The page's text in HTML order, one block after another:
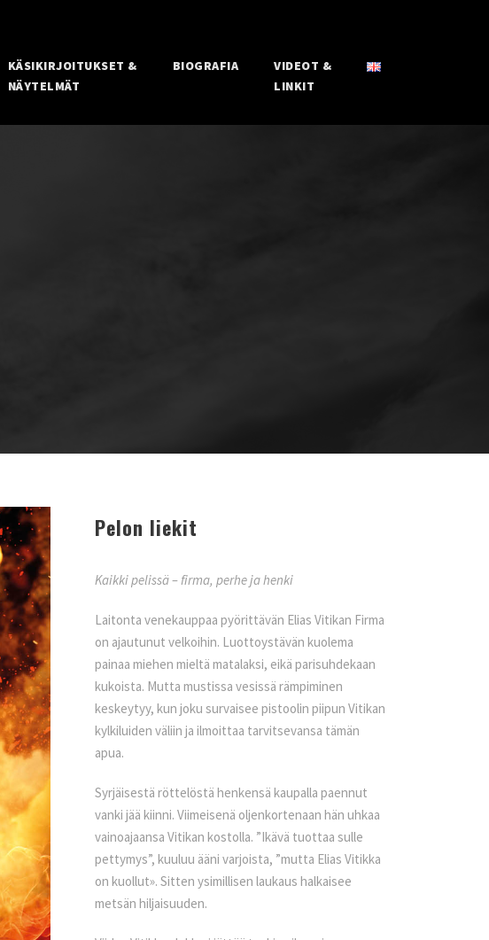
KÄSIKIRJOITUKSET &
NÄYTELMÄT
BIOGRAFIA
VIDEOT &
LINKIT
Pelon liekit
Kaikki pelissä – firma, perhe ja henki
Laitonta venekauppaa pyörittävän Elias Vitikan Firma
on ajautunut velkoihin. Luottoystävän kuolema
painaa miehen mieltä matalaksi, eikä parisuhdekaan
kukoista. Mutta mustissa vesissä rämpiminen
keskeytyy, kun joku survaisee pistoolin piipun Vitikan
kylkiluiden väliin ja ilmoittaa tarvitsevansa tämän
apua.
Syrjäisestä röttelöstä henkensä kaupalla paennut
vanki jää kiinni. Viimeisenä oljenkortenaan hän uhkaa
vainoajaansa Vitikan kostolla. ”Ikävä tuottaa sulle
pettymys”, kuuluu ääni varjoista, ”mutta Elias Vitikka
on kuollut». Sitten ysimillisen laukaus halkaisee
metsän hiljaisuuden.